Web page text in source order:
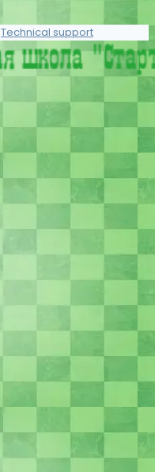
Technical support